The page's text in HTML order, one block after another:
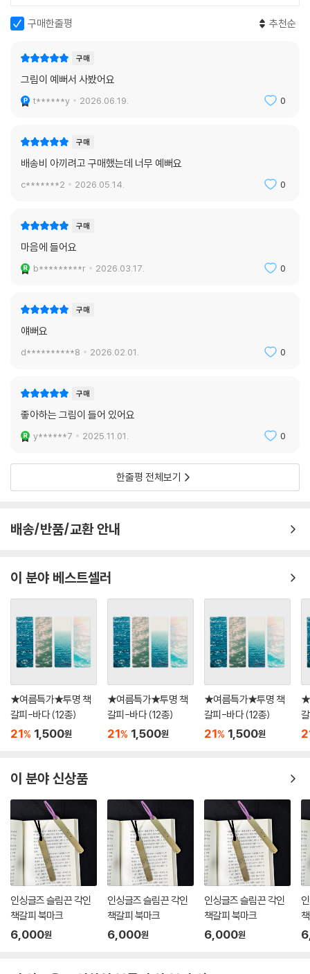
구매한줄평 추천순
구매
그림이 예뻐서 사봤어요
t******y 2026.06.19. 0
구매
배송비 아끼려고 구매했는데 너무 예뻐요
c*******2 2026.05.14. 0
구매
마음에 들어요
b*********r 2026.03.17. 0
구매
얘뻐요
d**********8 2026.02.01. 0
구매
좋아하는 그림이 들어 있어요
y******7 2025.11.01. 0
한줄평 전체보기
배송/반품/교환 안내
이 분야 베스트셀러
★여름특가★투명 책
갈피-바다 (12종)
21% 1,500원
★여름특가★투명 책
갈피-바다 (12종)
21% 1,500원
★여름특가★투명 책
갈피-바다 (12종)
21% 1,500원
★
이 분야 신상품
인싱글즈 슬림끈 각인
책갈피 북마크
6,000원
인싱글즈 슬림끈 각인
책갈피 북마크
6,000원
인싱글즈 슬림끈 각인
책갈피 북마크
6,000원